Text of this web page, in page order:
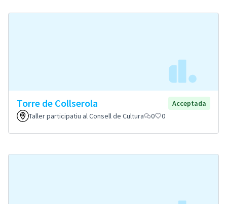
Torre de Collserola
Acceptada
Taller participatiu al Consell de Cultura
0 0